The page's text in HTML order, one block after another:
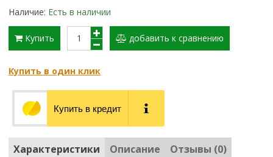
Наличие: Есть в наличии
Купить добавить к сравнению
Купить в один клик
Купить в кредит
Характеристики Описание Отзывы (0)